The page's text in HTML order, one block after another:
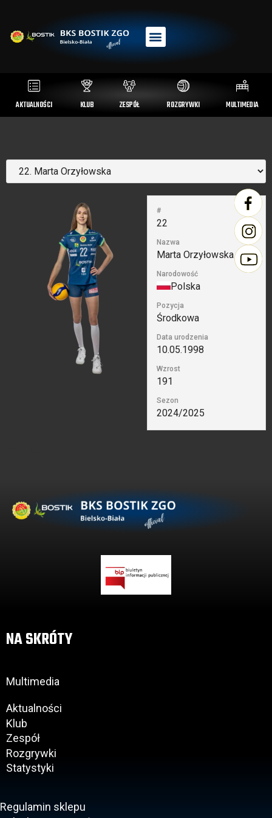
AKTUALNOŚCI KLUB ZESPÓŁ ROZGRYWKI MULTIMEDIA
#
22
Nazwa
Marta Orzyłowska
Narodowość
Polska
Pozycja
Środkowa
Data urodzenia
10.05.1998
Wzrost
191
Sezon
2024/2025
NA SKRÓTY
Multimedia
Aktualności
Klub
Zespół
Rozgrywki
Statystyki
Regulamin sklepu